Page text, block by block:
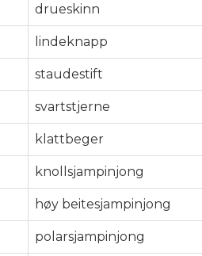
drueskinn
lindeknapp
staudestift
svartstjerne
klattbeger
knollsjampinjong
høy beitesjampinjong
polarsjampinjong